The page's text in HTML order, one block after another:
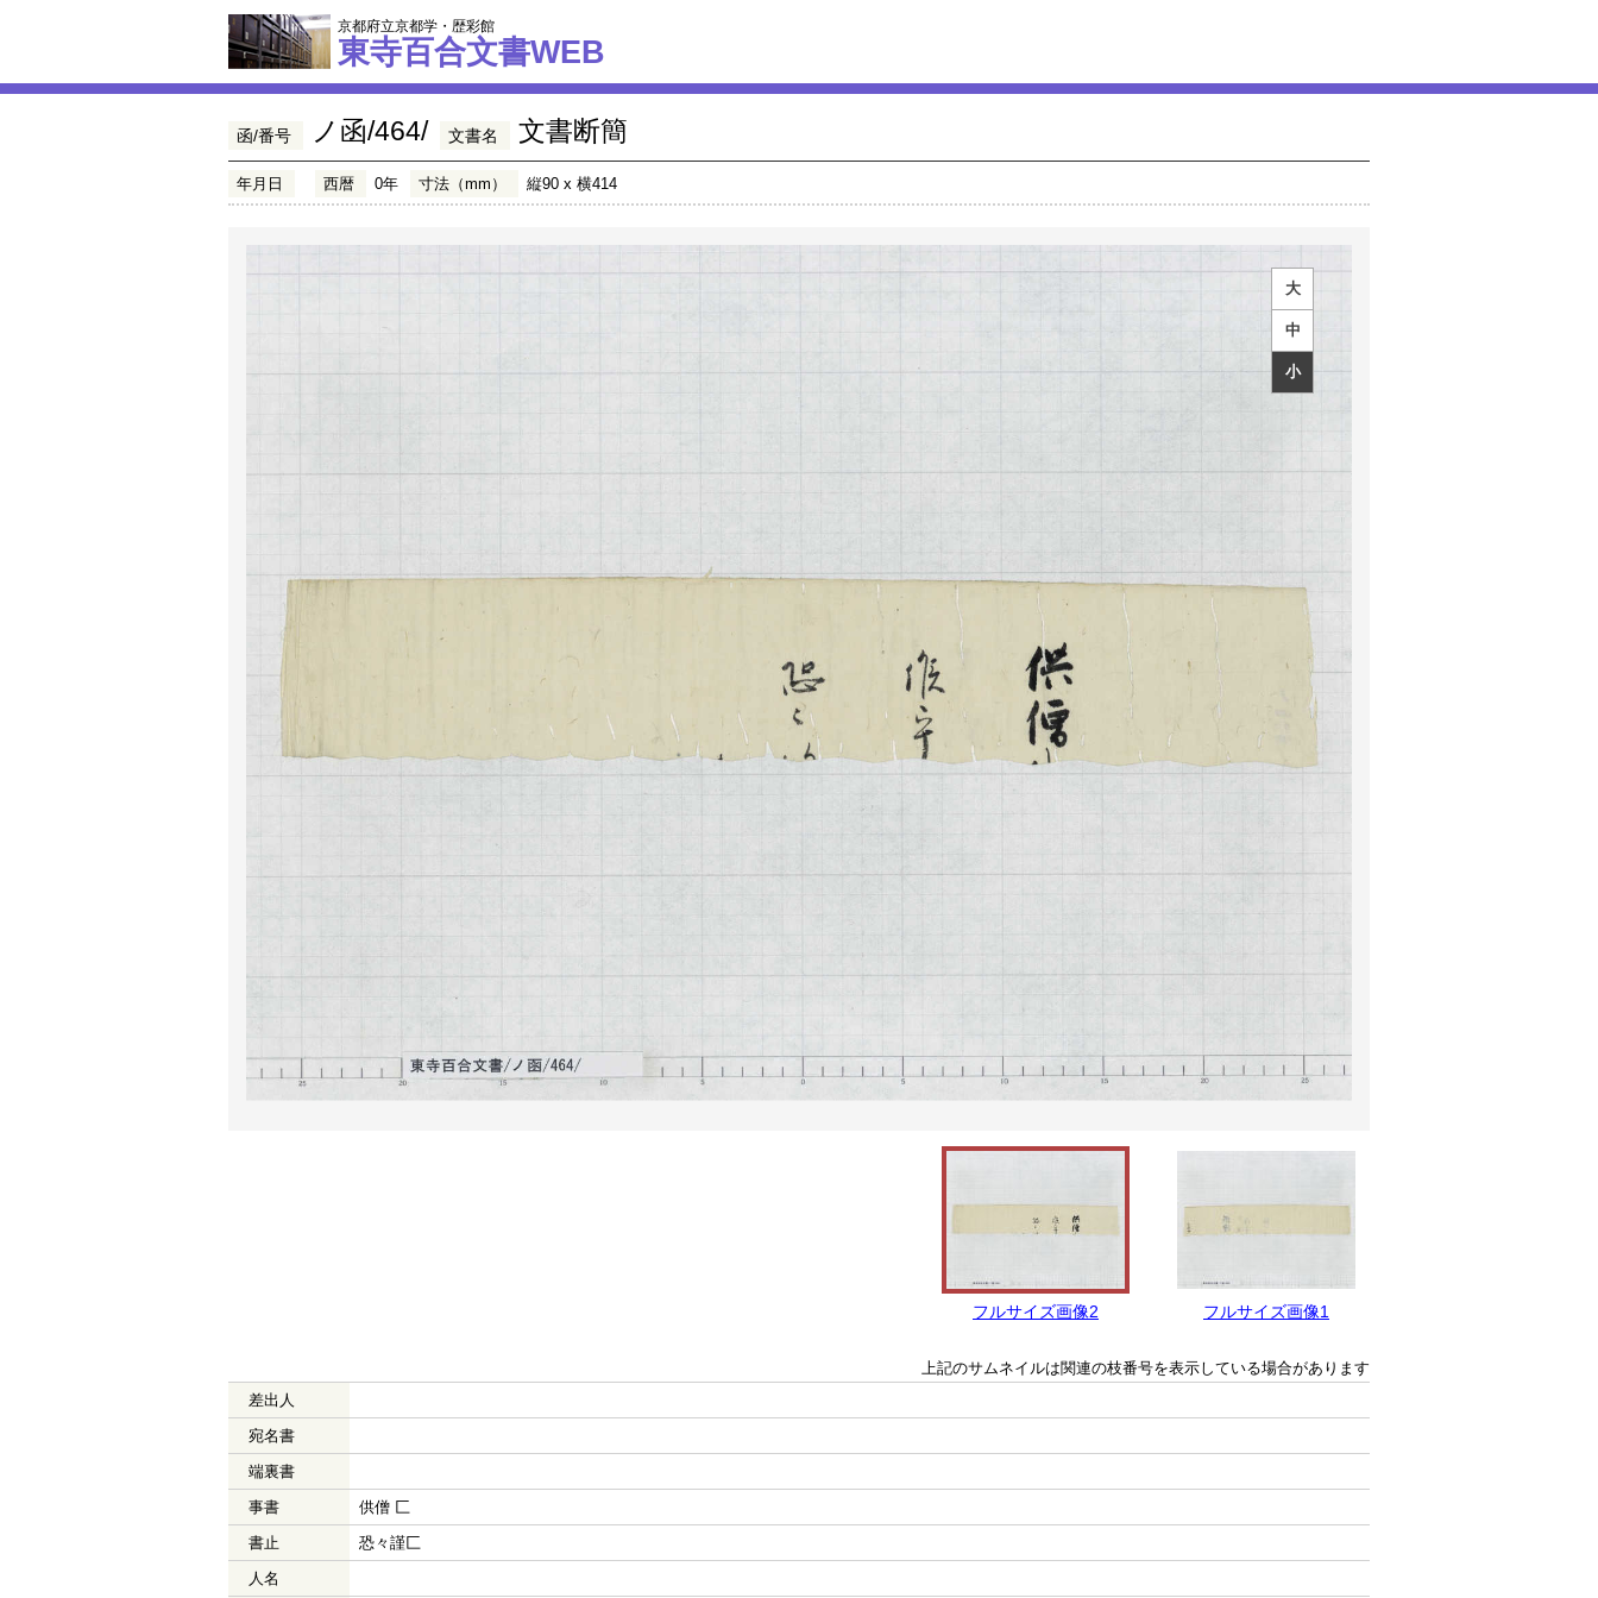
京都府立京都学・歴彩館
東寺百合文書WEB
函/番号 ノ函/464/ 文書名 文書断簡
年月日 西暦 0年 寸法（mm） 縦90 x 横414
大
中
小
フルサイズ画像2 フルサイズ画像1
上記のサムネイルは関連の枝番号を表示している場合があります
差出人
宛名書
端裏書
事書
供僧 匚
書止
恐々謹匚
人名